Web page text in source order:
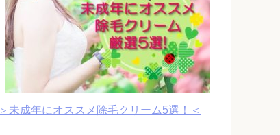
＞未成年にオススメ除毛クリーム5選！＜